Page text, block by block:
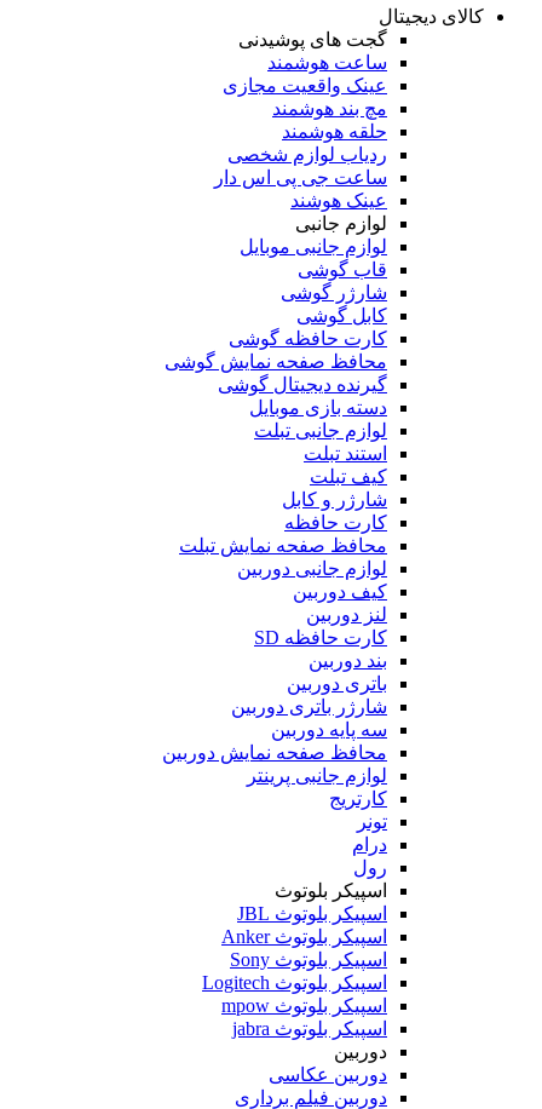
کالای دیجیتال
گجت های پوشیدنی
ساعت هوشمند
عینک واقعیت مجازی
مچ بند هوشمند
حلقه هوشمند
ردیاب لوازم شخصی
ساعت جی پی اس دار
عینک هوشند
لوازم جانبی
لوازم جانبی موبایل
قاب گوشی
شارژر گوشی
کابل گوشی
کارت حافظه گوشی
محافظ صفحه نمایش گوشی
گیرنده دیجیتال گوشی
دسته بازی موبایل
لوازم جانبی تبلت
استند تبلت
کیف تبلت
شارژر و کابل
کارت حافظه
محافظ صفحه نمایش تبلت
لوازم جانبی دوربین
کیف دوربین
لنز دوربین
کارت حافظه SD
بند دوربین
باتری دوربین
شارژر باتری دوربین
سه پایه دوربین
محافظ صفحه نمایش دوربین
لوازم جانبی پرینتر
کارتریج
تونر
درام
رول
اسپیکر بلوتوث
اسپیکر بلوتوث JBL
اسپیکر بلوتوث Anker
اسپیکر بلوتوث Sony
اسپیکر بلوتوث Logitech
اسپیکر بلوتوث mpow
اسپیکر بلوتوث jabra
دوربین
دوربین عکاسی
دوربین فیلم برداری